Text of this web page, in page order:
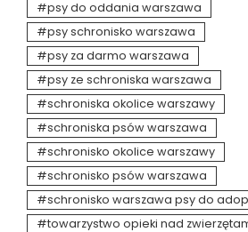
psy do oddania warszawa
psy schronisko warszawa
psy za darmo warszawa
psy ze schroniska warszawa
schroniska okolice warszawy
schroniska psów warszawa
schronisko okolice warszawy
schronisko psów warszawa
schronisko warszawa psy do
towarzystwo opieki nad